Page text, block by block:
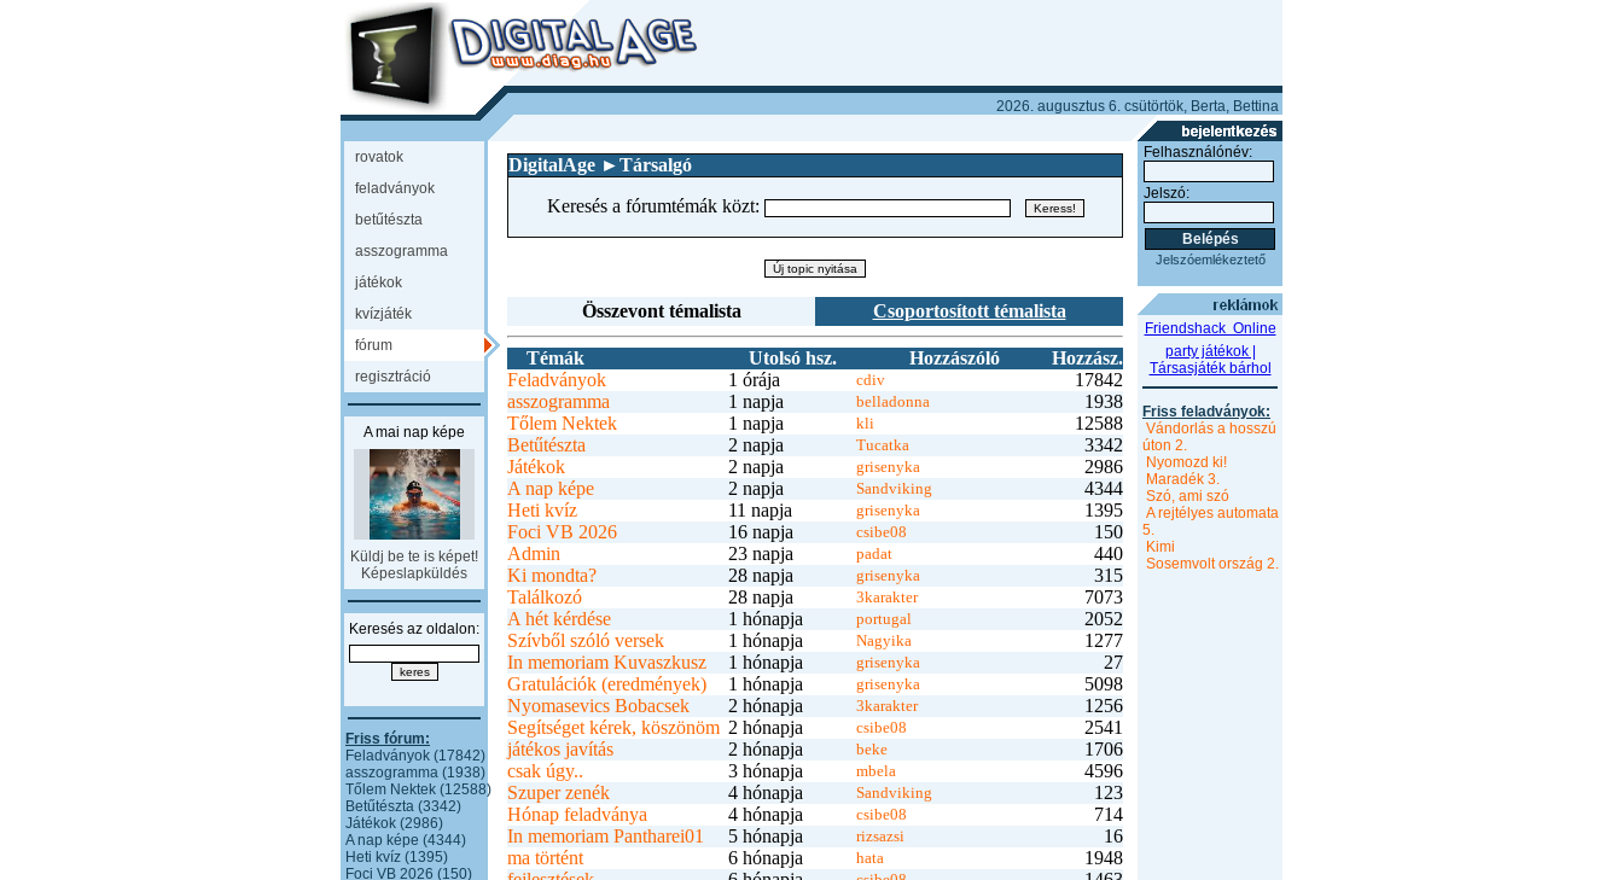
2026. augusztus 6. csütörtök, Berta, Bettina
rovatok
feladványok
betűtészta
asszogramma
játékok
kvízjáték
fórum
regisztráció
A mai nap képe
Küldj be te is képet!
Képeslapküldés
Keresés az oldalon:
Friss fórum:
Feladványok (17842)
asszogramma (1938)
Tőlem Nektek (12588)
Betűtészta (3342)
Játékok (2986)
A nap képe (4344)
Heti kvíz (1395)
Foci VB 2026 (150)
DigitalAge ►Társalgó
Keresés a fórumtémák közt:
Összevont témalista Csoportosított témalista
Témák Utolsó hsz. Hozzászóló
Hozzász.
Feladványok
1 órája cdiv
17842
asszogramma
1 napja belladonna
1938
Tőlem Nektek
1 napja kli
12588
Betűtészta
2 napja Tucatka
3342
Játékok
2 napja grisenyka
2986
A nap képe
2 napja Sandviking
4344
Heti kvíz
11 napja grisenyka
1395
Foci VB 2026
16 napja csibe08
150
Admin
23 napja padat
440
Ki mondta?
28 napja grisenyka
315
Találkozó
28 napja 3karakter
7073
A hét kérdése
1 hónapja portugal
2052
Szívből szóló versek
1 hónapja Nagyika
1277
In memoriam Kuvaszkusz
1 hónapja grisenyka
27
Gratulációk (eredmények)
1 hónapja grisenyka
5098
Nyomasevics Bobacsek
2 hónapja 3karakter
1256
Segítséget kérek, köszönöm 2 hónapja csibe08
2541
játékos javítás
2 hónapja beke
1706
csak úgy..
3 hónapja mbela
4596
Szuper zenék
4 hónapja Sandviking
123
Hónap feladványa
4 hónapja csibe08
714
In memoriam Pantharei01
5 hónapja rizsazsi
16
ma történt
6 hónapja hata
1948
Felhasználónév:
Jelszó:
Jelszóemlékeztető
Friendshack  Online
party játékok |
Társasjáték bárhol
Friss feladványok:
Vándorlás a hosszú
úton 2.
Nyomozd ki!
Maradék 3.
Szó, ami szó
A rejtélyes automata
5.
Kimi
Sosemvolt ország 2.